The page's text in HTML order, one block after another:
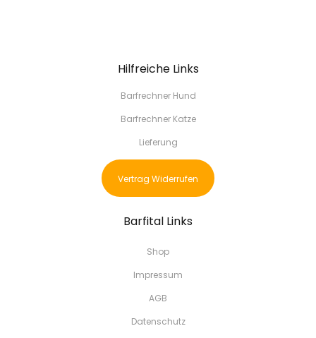
Hilfreiche Links
Barfrechner Hund
Barfrechner Katze
Lieferung
Vertrag Widerrufen
Barfital Links
Shop
Impressum
AGB
Datenschutz